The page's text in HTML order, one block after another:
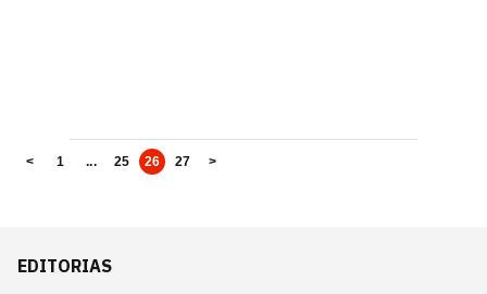
< 1 ... 25 26 27 >
EDITORIAS